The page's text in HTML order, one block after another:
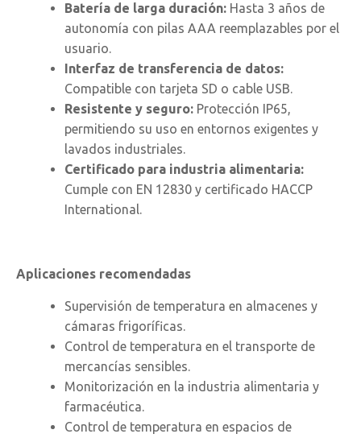
Batería de larga duración: Hasta 3 años de
autonomía con pilas AAA reemplazables por el
usuario.
Interfaz de transferencia de datos:
Compatible con tarjeta SD o cable USB.
Resistente y seguro: Protección IP65,
permitiendo su uso en entornos exigentes y
lavados industriales.
Certificado para industria alimentaria:
Cumple con EN 12830 y certificado HACCP
International.
Aplicaciones recomendadas
Supervisión de temperatura en almacenes y
cámaras frigoríficas.
Control de temperatura en el transporte de
mercancías sensibles.
Monitorización en la industria alimentaria y
farmacéutica.
Control de temperatura en espacios de